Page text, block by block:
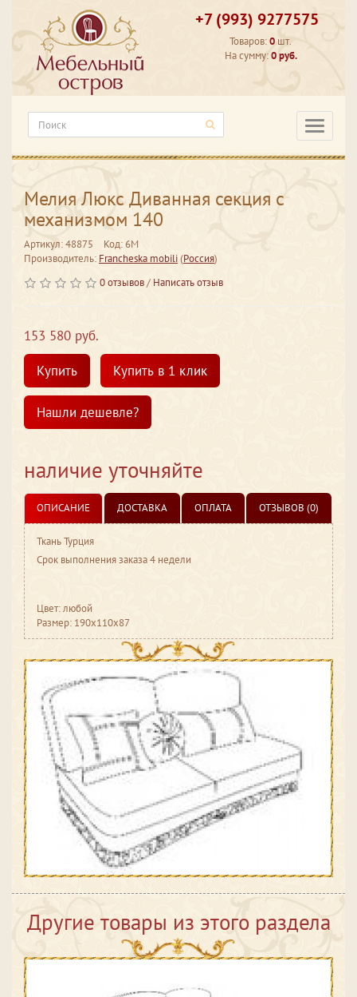
+7 (993) 9277575
Товаров:0 шт.
На сумму:0 руб.
Мелия Люкс Диванная секция с
механизмом 140
Артикул: 48875
Код: 6М
Производитель: Francheska mobili(Россия)
0 отзывов/ Написать отзыв
153 580 руб.
Купить
Купить в 1 клик
Нашли дешевле?
наличие уточняйте
ОПИСАНИЕ ДОСТАВКА ОПЛАТА ОТЗЫВОВ (0)
Ткань Турция
Срок выполнения заказа 4 недели
Цвет: любой
Размер: 190x110x87
Другие товары из этого раздела